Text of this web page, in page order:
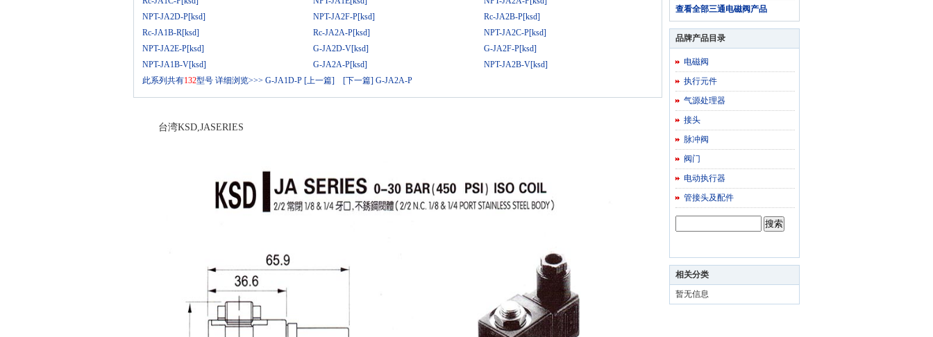
NPT-JA2D-P[ksd]
NPT-JA2F-P[ksd]
Rc-JA2B-P[ksd]
Rc-JA1B-R[ksd]
Rc-JA2A-P[ksd]
NPT-JA2C-P[ksd]
NPT-JA2E-P[ksd]
G-JA2D-V[ksd]
G-JA2F-P[ksd]
NPT-JA1B-V[ksd]
G-JA2A-P[ksd]
NPT-JA2B-V[ksd]
此系列共有132型号 详细浏览>>> G-JA1D-P [上一篇] [下一篇] G-JA2A-P
台湾KSD,JASERIES
查看全部三通电磁阀产品
品牌产品目录
电磁阀
执行元件
气源处理器
接头
脉冲阀
阀门
电动执行器
管接头及配件
相关分类
暂无信息